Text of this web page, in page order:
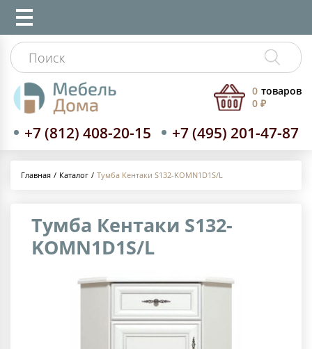
+7 (812) 408-20-15 +7 (495) 201-47-87
0 товаров
0 ₽
Главная Каталог Тумба Кентаки S132-KOMN1D1S/L
Тумба Кентаки S132-
KOMN1D1S/L